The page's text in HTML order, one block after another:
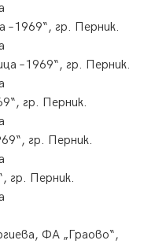
гр. Перник.
–1969“, гр. Перник.
гр. Перник.
гр. Перник.
гр. Перник.
ФА „Граово“,